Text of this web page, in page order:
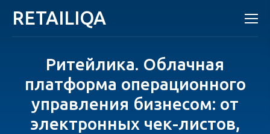
RETAILIQA
Ритейлика. Облачная
платформа операционного
управления бизнесом: от
электронных чек-листов,